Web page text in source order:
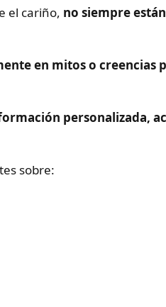
el cariño, no siempre
en mitos o creencias
personalizada,
sobre: